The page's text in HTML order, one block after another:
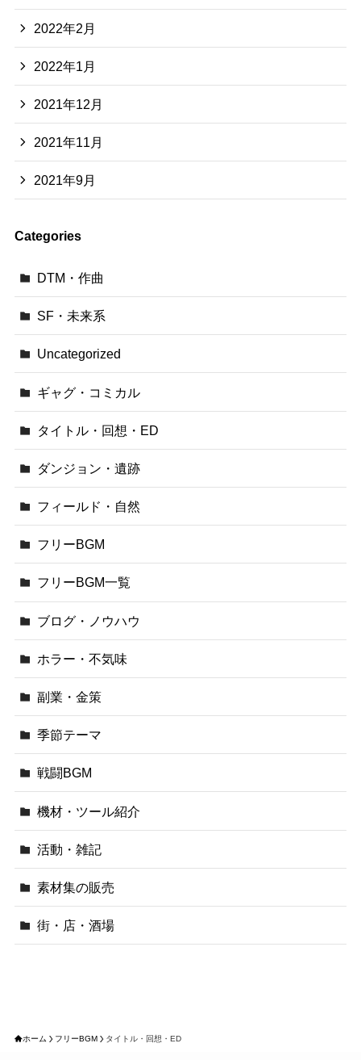
2022年2月
2022年1月
2021年12月
2021年11月
2021年9月
Categories
DTM・作曲
SF・未来系
Uncategorized
ギャグ・コミカル
タイトル・回想・ED
ダンジョン・遺跡
フィールド・自然
フリーBGM
フリーBGM一覧
ブログ・ノウハウ
ホラー・不気味
副業・金策
季節テーマ
戦闘BGM
機材・ツール紹介
活動・雑記
素材集の販売
街・店・酒場
ホーム フリーBGM タイトル・回想・ED